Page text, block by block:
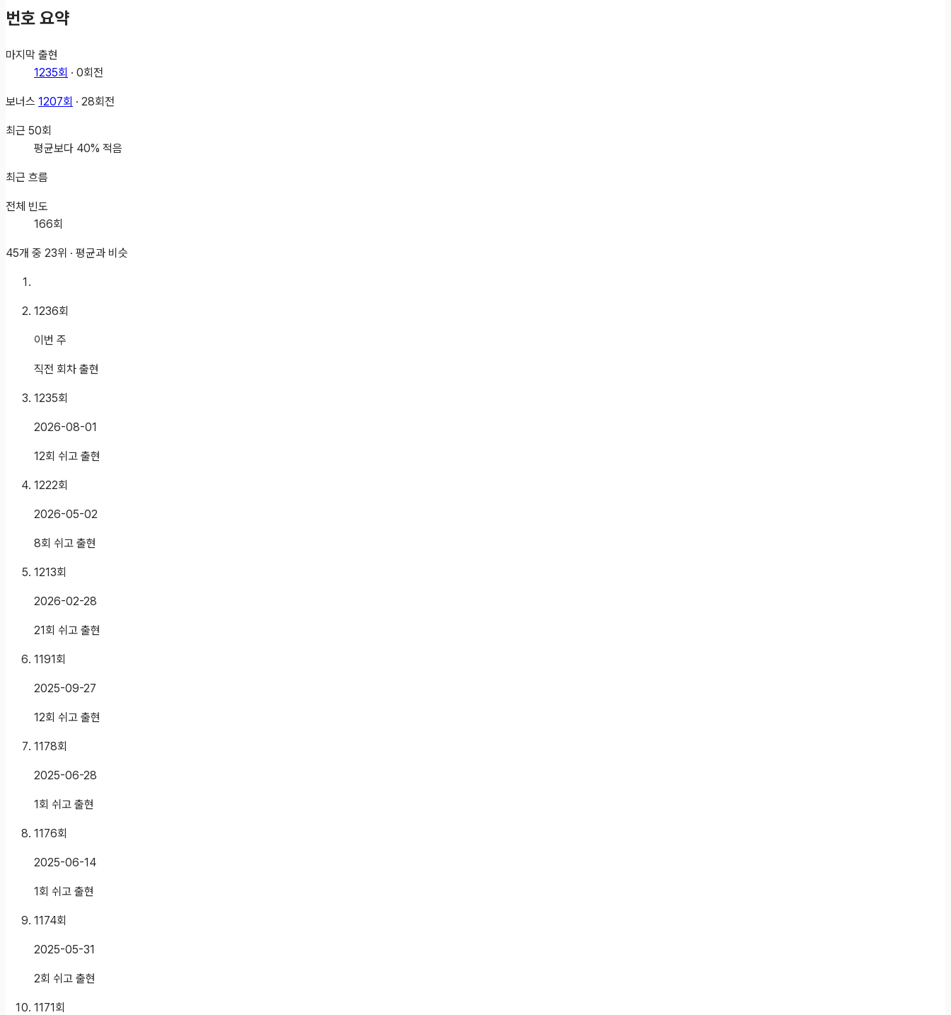
번호 요약
마지막 출현
1235회 · 0회전
보너스 1207회 · 28회전
최근 50회
평균보다 40% 적음
최근 흐름
전체 빈도
166회
45개 중 23위 · 평균과 비슷
1236회
이번 주
직전 회차 출현
1235회
2026-08-01
12회 쉬고 출현
1222회
2026-05-02
8회 쉬고 출현
1213회
2026-02-28
21회 쉬고 출현
1191회
2025-09-27
12회 쉬고 출현
1178회
2025-06-28
1회 쉬고 출현
1176회
2025-06-14
1회 쉬고 출현
1174회
2025-05-31
2회 쉬고 출현
1171회